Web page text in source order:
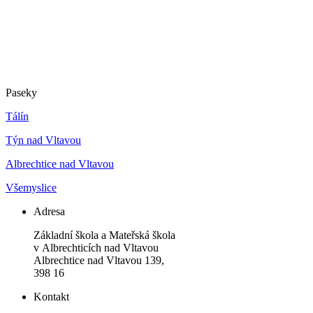
Paseky
Tálín
Týn nad Vltavou
Albrechtice nad Vltavou
Všemyslice
Adresa
Základní škola a Mateřská škola
v Albrechticích nad Vltavou
Albrechtice nad Vltavou 139,
398 16
Kontakt